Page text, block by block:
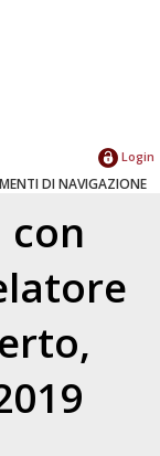
Login
DI NAVIGAZIONE
con
,